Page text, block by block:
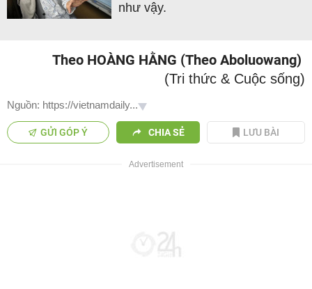
như vậy.
Theo HOÀNG HẰNG (Theo Aboluowang)
(Tri thức & Cuộc sống)
Nguồn: https://vietnamdaily...
GỬI GÓP Ý CHIA SẺ LƯU BÀI